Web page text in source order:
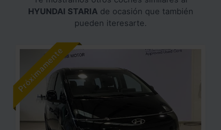
HYUNDAI STARIAde ocasión que también
pueden iteresarte.